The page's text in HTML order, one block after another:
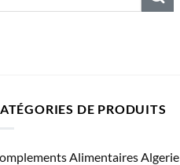
DE PRODUITS
Alimentaires Algerie